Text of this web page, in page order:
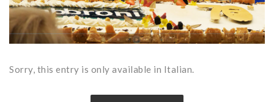
Sorry, this entry is only available in Italian.